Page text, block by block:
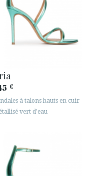
B2B
© 2026 PURA LOPEZ
€
à talons hauts en cuir
vert d'eau